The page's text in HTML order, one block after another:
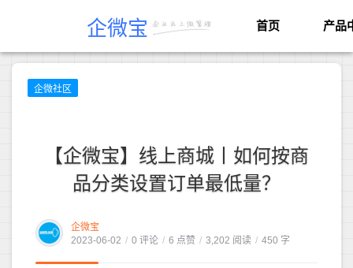
企微宝 首页 产品
企微社区
【企微宝】线上商城丨如何按商
品分类设置订单最低量？
企微宝
2023-06-02 / 0 评论 / 6 点赞 / 3,202 阅读 / 450 字